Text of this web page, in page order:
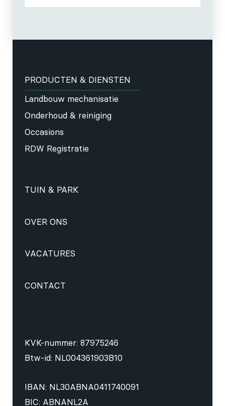
PRODUCTEN & DIENSTEN
Landbouw mechanisatie
Onderhoud & reiniging
Occasions
RDW Registratie
TUIN & PARK
OVER ONS
VACATURES
CONTACT
KVK-nummer: 87975246
Btw-id: NL004361903B10
IBAN: NL30ABNA0411740091
BIC: ABNANL2A